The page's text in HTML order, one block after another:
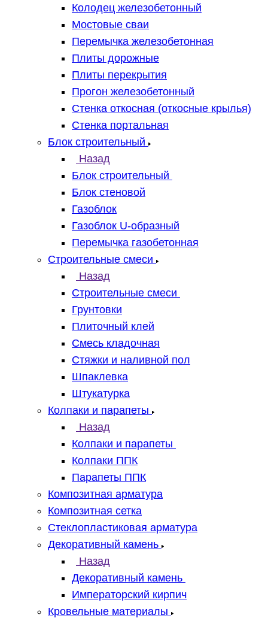
Колодец железобетонный
Мостовые сваи
Перемычка железобетонная
Плиты дорожные
Плиты перекрытия
Прогон железобетонный
Стенка откосная (откосные крылья)
Стенка портальная
Блок строительный
Назад
Блок строительный
Блок стеновой
Газоблок
Газоблок U-образный
Перемычка газобетонная
Строительные смеси
Назад
Строительные смеси
Грунтовки
Плиточный клей
Смесь кладочная
Стяжки и наливной пол
Шпаклевка
Штукатурка
Колпаки и парапеты
Назад
Колпаки и парапеты
Колпаки ППК
Парапеты ППК
Композитная арматура
Композитная сетка
Стеклопластиковая арматура
Декоративный камень
Назад
Декоративный камень
Императорский кирпич
Кровельные материалы